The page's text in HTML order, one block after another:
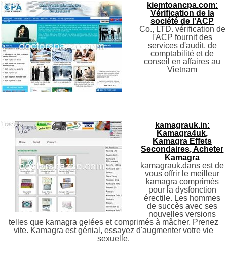
kiemtoancpa.com:
Vérification de la
société de l'ACP
Co., LTD. vérification de
l'ACP fournit des
services d'audit, de
comptabilité et de
conseil en affaires au
Vietnam
kamagrauk.in:
Kamagra4uk,
Kamagra Effets
Secondaires, Acheter
Kamagra
kamagrauk.dans est de
vous offrir le meilleur
kamagra comprimés
pour la dysfonction
érectile. Les hommes
de succès avec ses
nouvelles versions
telles que kamagra gelées et comprimés à mâcher. Prenez
vite. Kamagra est génial, essayez d'augmenter votre vie
sexuelle.